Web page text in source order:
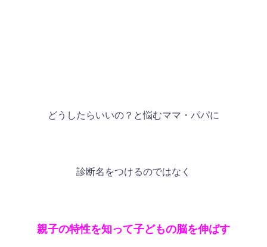
どうしたらいいの？と悩むママ・パパに
診断名をつけるのではなく
親子の特性を知って子どもの脳を伸ばす